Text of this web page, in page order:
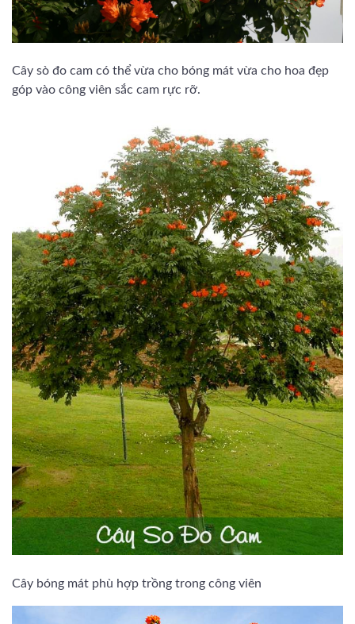
Cây sò đo cam có thể vừa cho bóng mát vừa cho hoa đẹp
góp vào công viên sắc cam rực rỡ.
Cây bóng mát phù hợp trồng trong công viên